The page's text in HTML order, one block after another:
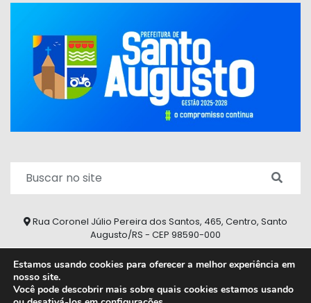
Rua Coronel Júlio Pereira dos Santos, 465, Centro, Santo
Augusto/RS - CEP 98590-000
Estamos usando cookies para oferecer a melhor experiência em
nosso site.
Você pode descobrir mais sobre quais cookies estamos usando